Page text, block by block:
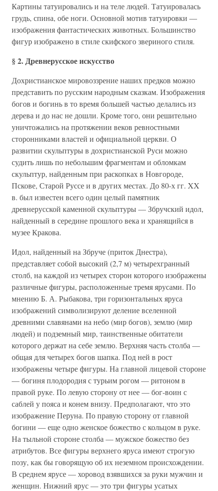
Картины татуировались и на теле людей. Татуировалась
грудь, спина, обе ноги. Основной мотив татуировки —
изображения фантастических животных. Большинство
фигур изображено в стиле скифского звериного стиля.
§ 2. Древнерусское искусство
Дохристианское мировоззрение наших предков можно
представить по русским народным сказкам. Изображения
богов и богинь в то время большей частью делались из
дерева и до нас не дошли. Кроме того, они решительно
уничтожались на протяжении веков ревностными
сторонниками властей и официальной церкви. О
развитии скульптуры в дохристианской Руси можно
судить лишь по небольшим фрагментам и обломкам
скульптур, найденным при раскопках в Новгороде,
Пскове, Старой Руссе и в других местах. До 80-х гг. XX
в. был известен всего один целый памятник
древнерусской каменной скульптуры — Збручский идол,
найденный в середине прошлого века и хранящийся в
музее Кракова.
Идол, найденный на Збруче (приток Днестра),
представляет собой высокий (2,7 м) четырехгранный
столб, на каждой из четырех сторон которого изображены
различные фигуры, расположенные тремя ярусами. По
мнению Б. А. Рыбакова, три горизонтальных яруса
изображений символизируют деление вселенной
древними славянами на небо (мир богов), землю (мир
людей) и подземный мир, таинственные обитатели
которого держат на себе землю. Верхняя часть столба —
общая для четырех богов шапка. Под ней в рост
изображены четыре фигуры. На главной лицевой стороне
— богиня плодородия с турьим рогом — ритоном в
правой руке. По левую сторону от нее — бог-воин с
саблей у пояса и конем внизу. Предполагают, что это
изображение Перуна. По правую сторону от главной
богини — еще одно женское божество с кольцом в руке.
На тыльной стороне столба — мужское божество без
атрибутов. Все фигуры верхнего яруса имеют строгую
позу, как бы говорящую об их неземном происхождении.
В среднем ярусе — хоровод взявшихся за руки мужчин и
женщин. Нижний ярус — это три фигуры усатых